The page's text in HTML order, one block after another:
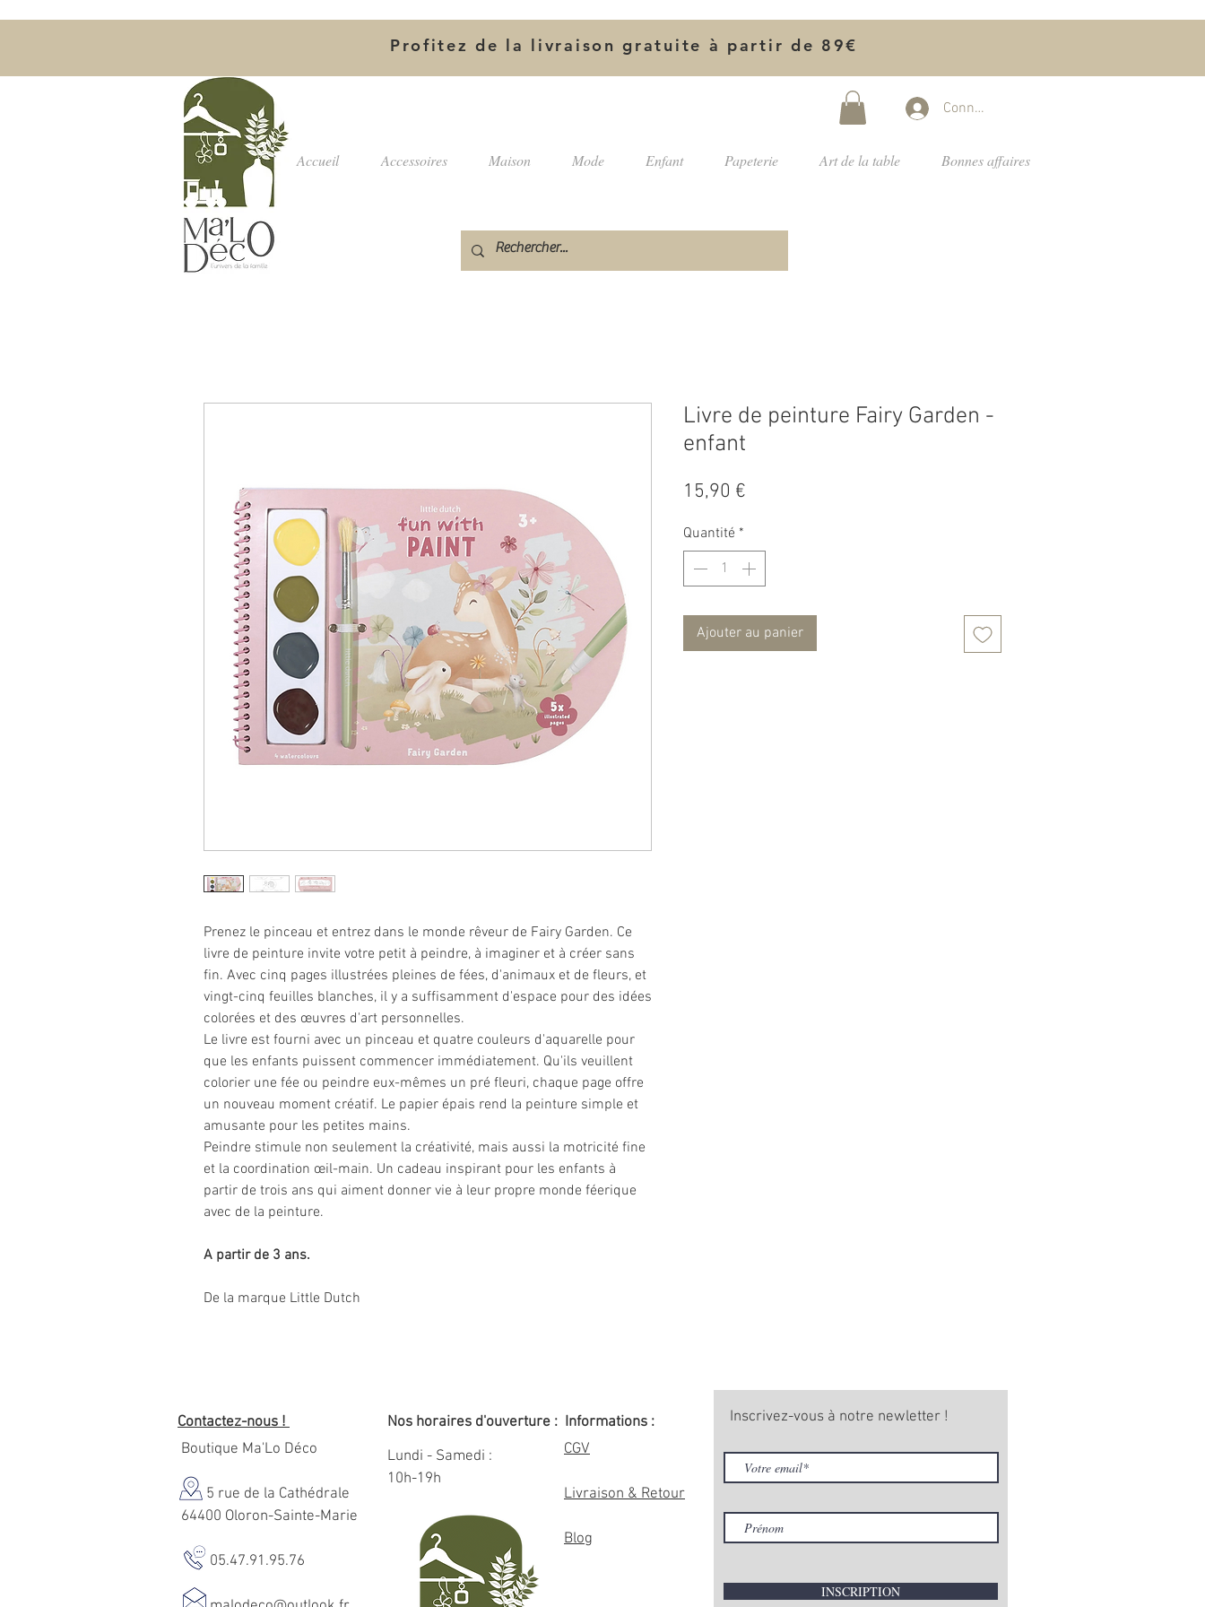
Profitez de la livraison gratuite à partir de 89€
Connectez-vous
Accueil Accessoires Maison Mode Enfant Papeterie Art de la table Bonnes affaires
Prenez le pinceau et entrez dans le monde rêveur de Fairy Garden. Ce
livre de peinture invite votre petit à peindre, à imaginer et à créer sans
fin. Avec cinq pages illustrées pleines de fées, d'animaux et de fleurs, et
vingt-cinq feuilles blanches, il y a suffisamment d'espace pour des idées
colorées et des œuvres d'art personnelles.
Le livre est fourni avec un pinceau et quatre couleurs d'aquarelle pour
que les enfants puissent commencer immédiatement. Qu'ils veuillent
colorier une fée ou peindre eux-mêmes un pré fleuri, chaque page offre
un nouveau moment créatif. Le papier épais rend la peinture simple et
amusante pour les petites mains.
Peindre stimule non seulement la créativité, mais aussi la motricité fine
et la coordination œil-main. Un cadeau inspirant pour les enfants à
partir de trois ans qui aiment donner vie à leur propre monde féerique
avec de la peinture.
A partir de 3 ans.
De la marque Little Dutch
Livre de peinture Fairy Garden -
enfant
15,90 €
Quantité *
Ajouter au panier
Contactez-nous !
Boutique Ma'Lo Déco
5 rue de la Cathédrale
64400 Oloron-Sainte-Marie
05.47.91.95.76
Nos horaires d'ouverture :
Lundi - Samedi :
10h-19h
Informations :
CGV
Livraison & Retour
Blog
Inscrivez-vous à notre newletter !
INSCRIPTION